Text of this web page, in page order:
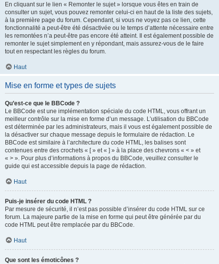
En cliquant sur le lien « Remonter le sujet » lorsque vous êtes en train de
consulter un sujet, vous pouvez remonter celui-ci en haut de la liste des sujets,
à la première page du forum. Cependant, si vous ne voyez pas ce lien, cette
fonctionnalité a peut-être été désactivée ou le temps d’attente nécessaire entre
les remontées n’a peut-être pas encore été atteint. Il est également possible de
remonter le sujet simplement en y répondant, mais assurez-vous de le faire
tout en respectant les règles du forum.
Haut
Mise en forme et types de sujets
Qu’est-ce que le BBCode ?
Le BBCode est une implémentation spéciale du code HTML, vous offrant un
meilleur contrôle sur la mise en forme d’un message. L’utilisation du BBCode
est déterminée par les administrateurs, mais il vous est également possible de
la désactiver sur chaque message depuis le formulaire de rédaction. Le
BBCode est similaire à l’architecture du code HTML, les balises sont
contenues entre des crochets « [ » et « ] » à la place des chevrons « < » et
« > ». Pour plus d’informations à propos du BBCode, veuillez consulter le
guide qui est accessible depuis la page de rédaction.
Haut
Puis-je insérer du code HTML ?
Par mesure de sécurité, il n’est pas possible d’insérer du code HTML sur ce
forum. La majeure partie de la mise en forme qui peut être générée par du
code HTML peut être remplacée par du BBCode.
Haut
Que sont les émoticônes ?